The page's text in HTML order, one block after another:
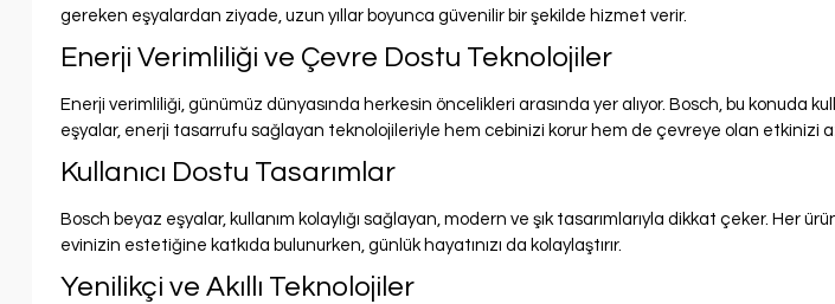
gereken eşyalardan ziyade, uzun yıllar boyunca güvenilir bir şekilde hizmet verir.
Enerji Verimliliği ve Çevre Dostu Teknolojiler
Enerji verimliliği, günümüz dünyasında herkesin öncelikleri arasında yer alıyor. Bosch, bu konuda
eşyalar, enerji tasarrufu sağlayan teknolojileriyle hem cebinizi korur hem de çevreye olan etkinizi
Kullanıcı Dostu Tasarımlar
Bosch beyaz eşyalar, kullanım kolaylığı sağlayan, modern ve şık tasarımlarıyla dikkat çeker. Her
evinizin estetiğine katkıda bulunurken, günlük hayatınızı da kolaylaştırır.
Yenilikçi ve Akıllı Teknolojiler